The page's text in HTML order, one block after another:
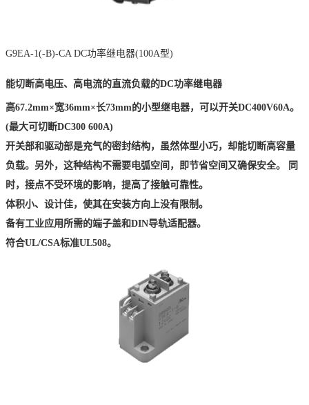
G9EA-1(-B)-CA DC功率继电器(100A型)
能切断高电压、高电流的直流负载的DC功率继电器
高67.2mm×宽36mm×长73mm的小型继电器，可以开关DC400V60A。
(最大可切断DC300 600A)
开关部和驱动部是充气的密封结构，虽然体型小巧，却能切断高容量
负载。另外，这种结构不需要电弧空间，即节省空间又确保安全。 同
时，接点不受环境的影响，提高了接触可靠性。
体积小、设计佳，使其在安装方向上没有限制。
备有工业应用所需的端子盖和DIN导轨适配器。
符合UL/CSA标准UL508。